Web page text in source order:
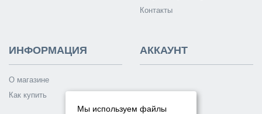
Контакты
ИНФОРМАЦИЯ
О магазине
Как купить
АККАУНТ
Мы используем файлы